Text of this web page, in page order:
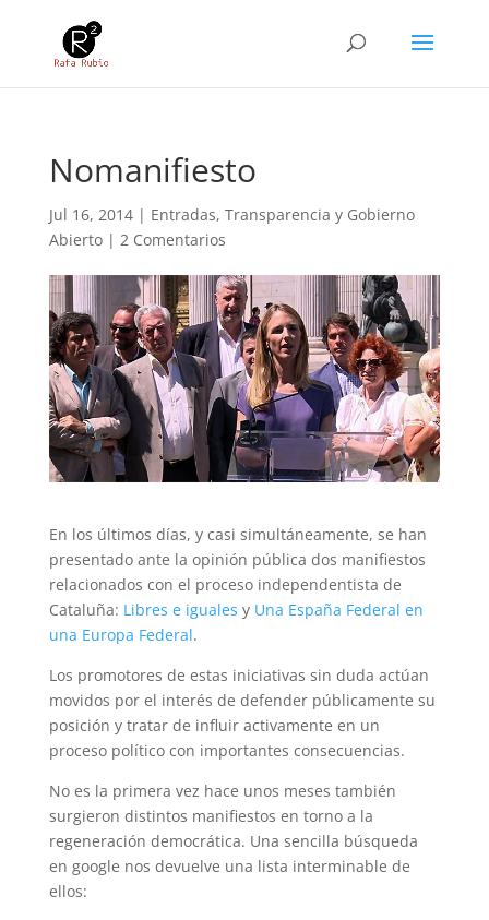
Nomanifiesto
Jul 16, 2014| Entradas, Transparencia y Gobierno
Abierto| 2 Comentarios
En los últimos días, y casi simultáneamente, se han
presentado ante la opinión pública dos manifiestos
relacionados con el proceso independentista de
Cataluña: Libres e iguales y Una España Federal en
una Europa Federal.
Los promotores de estas iniciativas sin duda actúan
movidos por el interés de defender públicamente su
posición y tratar de influir activamente en un
proceso político con importantes consecuencias.
No es la primera vez hace unos meses también
surgieron distintos manifiestos en torno a la
regeneración democrática. Una sencilla búsqueda
en google nos devuelve una lista interminable de
ellos: